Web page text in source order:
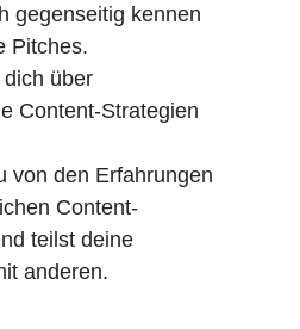
gegenseitig kennen
Pitches.
über
Content-Strategien
von den Erfahrungen
Content-
teilst deine
anderen.